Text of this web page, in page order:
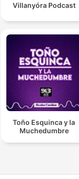
Villanyóra Podcast
Toño Esquinca y la
Muchedumbre